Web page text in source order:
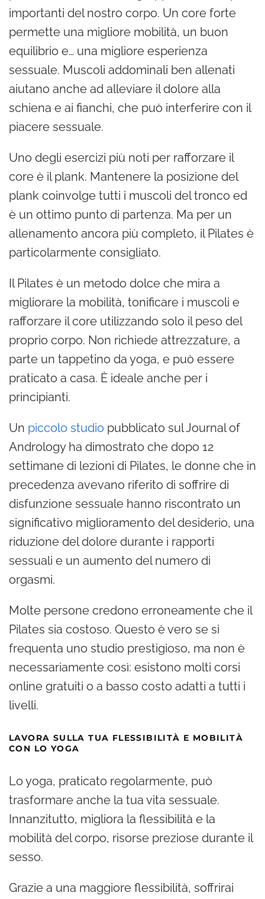
importanti del nostro corpo. Un core forte
permette una migliore mobilità, un buon
equilibrio e… una migliore esperienza
sessuale. Muscoli addominali ben allenati
aiutano anche ad alleviare il dolore alla
schiena e ai fianchi, che può interferire con il
piacere sessuale.
Uno degli esercizi più noti per rafforzare il
core è il plank. Mantenere la posizione del
plank coinvolge tutti i muscoli del tronco ed
è un ottimo punto di partenza. Ma per un
allenamento ancora più completo, il Pilates è
particolarmente consigliato.
Il Pilates è un metodo dolce che mira a
migliorare la mobilità, tonificare i muscoli e
rafforzare il core utilizzando solo il peso del
proprio corpo. Non richiede attrezzature, a
parte un tappetino da yoga, e può essere
praticato a casa. È ideale anche per i
principianti.
Un piccolo studio pubblicato sul Journal of
Andrology ha dimostrato che dopo 12
settimane di lezioni di Pilates, le donne che in
precedenza avevano riferito di soffrire di
disfunzione sessuale hanno riscontrato un
significativo miglioramento del desiderio, una
riduzione del dolore durante i rapporti
sessuali e un aumento del numero di
orgasmi.
Molte persone credono erroneamente che il
Pilates sia costoso. Questo è vero se si
frequenta uno studio prestigioso, ma non è
necessariamente così: esistono molti corsi
online gratuiti o a basso costo adatti a tutti i
livelli.
LAVORA SULLA TUA FLESSIBILITÀ E MOBILITÀ
CON LO YOGA
Lo yoga, praticato regolarmente, può
trasformare anche la tua vita sessuale.
Innanzitutto, migliora la flessibilità e la
mobilità del corpo, risorse preziose durante il
sesso.
Grazie a una maggiore flessibilità, soffrirai